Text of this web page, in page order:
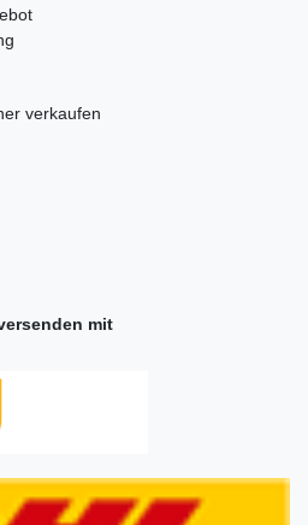
verkaufen
mit